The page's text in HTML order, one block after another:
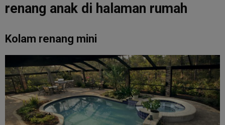
renang anak di halaman rumah
Kolam renang mini